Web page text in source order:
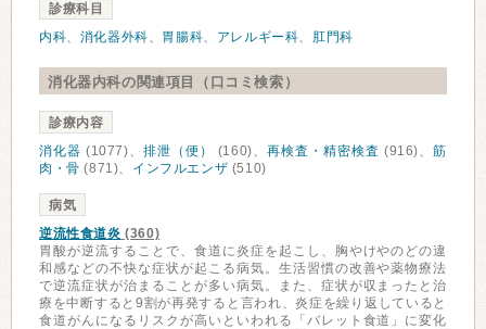
診療科目
内科、 消化器外科、 胃腸科、 アレルギー科、 肛門科
消化器内科の関連項目（口コミ検索）
診療内容
消化器 (1077)、 排泄（便） (160)、再検査・精密検査 (916)、筋
肉・骨 (871)、 インフルエンザ (510)
病気
逆流性食道炎 (360)
胃酸が逆流することで、食道に炎症を起こし、胸やけやのどの違
和感などの不快な症状が起こる病気。生活習慣の改善や薬物療法
で逆流症状が治まることが多い病気。また、症状が収まったと治
療を中断すると9割が再発すると言われ、炎症を繰り返していると
食道がんになるリスクが高いといわれる「バレット食道」に変化